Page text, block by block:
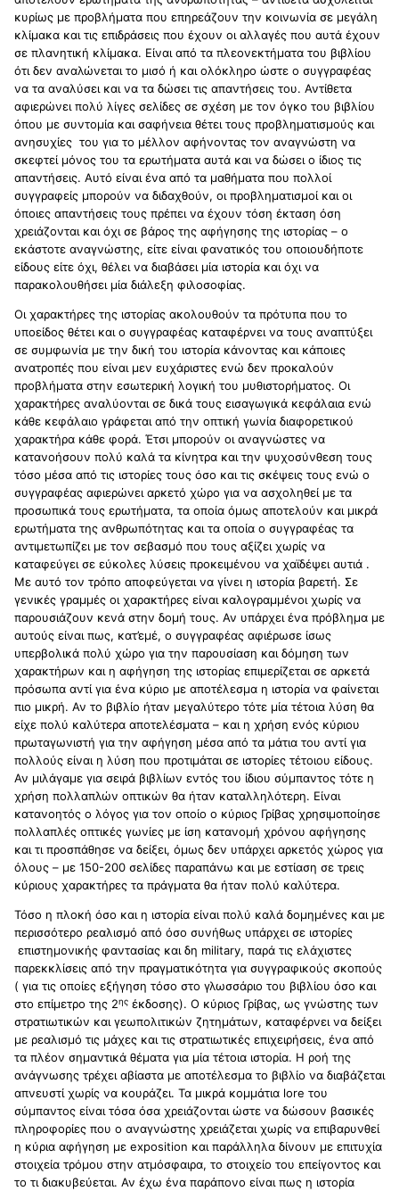
κυρίως με προβλήματα που επηρεάζουν την κοινωνία σε μεγάλη
κλίμακα και τις επιδράσεις που έχουν οι αλλαγές που αυτά έχουν
σε πλανητική κλίμακα. Είναι από τα πλεονεκτήματα του βιβλίου
ότι δεν αναλώνεται το μισό ή και ολόκληρο ώστε ο συγγραφέας
να τα αναλύσει και να τα δώσει τις απαντήσεις του. Αντίθετα
αφιερώνει πολύ λίγες σελίδες σε σχέση με τον όγκο του βιβλίου
όπου με συντομία και σαφήνεια θέτει τους προβληματισμούς και
ανησυχίες του για το μέλλον αφήνοντας τον αναγνώστη να
σκεφτεί μόνος του τα ερωτήματα αυτά και να δώσει ο ίδιος τις
απαντήσεις. Αυτό είναι ένα από τα μαθήματα που πολλοί
συγγραφείς μπορούν να διδαχθούν, οι προβληματισμοί και οι
όποιες απαντήσεις τους πρέπει να έχουν τόση έκταση όση
χρειάζονται και όχι σε βάρος της αφήγησης της ιστορίας – ο
εκάστοτε αναγνώστης, είτε είναι φανατικός του οποιουδήποτε
είδους είτε όχι, θέλει να διαβάσει μία ιστορία και όχι να
παρακολουθήσει μία διάλεξη φιλοσοφίας.
Οι χαρακτήρες της ιστορίας ακολουθούν τα πρότυπα που το
υποείδος θέτει και ο συγγραφέας καταφέρνει να τους αναπτύξει
σε συμφωνία με την δική του ιστορία κάνοντας και κάποιες
ανατροπές που είναι μεν ευχάριστες ενώ δεν προκαλούν
προβλήματα στην εσωτερική λογική του μυθιστορήματος. Οι
χαρακτήρες αναλύονται σε δικά τους εισαγωγικά κεφάλαια ενώ
κάθε κεφάλαιο γράφεται από την οπτική γωνία διαφορετικού
χαρακτήρα κάθε φορά. Έτσι μπορούν οι αναγνώστες να
κατανοήσουν πολύ καλά τα κίνητρα και την ψυχοσύνθεση τους
τόσο μέσα από τις ιστορίες τους όσο και τις σκέψεις τους ενώ ο
συγγραφέας αφιερώνει αρκετό χώρο για να ασχοληθεί με τα
προσωπικά τους ερωτήματα, τα οποία όμως αποτελούν και μικρά
ερωτήματα της ανθρωπότητας και τα οποία ο συγγραφέας τα
αντιμετωπίζει με τον σεβασμό που τους αξίζει χωρίς να
καταφεύγει σε εύκολες λύσεις προκειμένου να χαϊδέψει αυτιά .
Με αυτό τον τρόπο αποφεύγεται να γίνει η ιστορία βαρετή. Σε
γενικές γραμμές οι χαρακτήρες είναι καλογραμμένοι χωρίς να
παρουσιάζουν κενά στην δομή τους. Αν υπάρχει ένα πρόβλημα με
αυτούς είναι πως, κατ’εμέ, ο συγγραφέας αφιέρωσε ίσως
υπερβολικά πολύ χώρο για την παρουσίαση και δόμηση των
χαρακτήρων και η αφήγηση της ιστορίας επιμερίζεται σε αρκετά
πρόσωπα αντί για ένα κύριο με αποτέλεσμα η ιστορία να φαίνεται
πιο μικρή. Αν το βιβλίο ήταν μεγαλύτερο τότε μία τέτοια λύση θα
είχε πολύ καλύτερα αποτελέσματα – και η χρήση ενός κύριου
πρωταγωνιστή για την αφήγηση μέσα από τα μάτια του αντί για
πολλούς είναι η λύση που προτιμάται σε ιστορίες τέτοιου είδους.
Αν μιλάγαμε για σειρά βιβλίων εντός του ίδιου σύμπαντος τότε η
χρήση πολλαπλών οπτικών θα ήταν καταλληλότερη. Είναι
κατανοητός ο λόγος για τον οποίο ο κύριος Γρίβας χρησιμοποίησε
πολλαπλές οπτικές γωνίες με ίση κατανομή χρόνου αφήγησης
και τι προσπάθησε να δείξει, όμως δεν υπάρχει αρκετός χώρος για
όλους – με 150-200 σελίδες παραπάνω και με εστίαση σε τρεις
κύριους χαρακτήρες τα πράγματα θα ήταν πολύ καλύτερα.
Τόσο η πλοκή όσο και η ιστορία είναι πολύ καλά δομημένες και με
περισσότερο ρεαλισμό από όσο συνήθως υπάρχει σε ιστορίες
επιστημονικής φαντασίας και δη military, παρά τις ελάχιστες
παρεκκλίσεις από την πραγματικότητα για συγγραφικούς σκοπούς
( για τις οποίες εξήγηση τόσο στο γλωσσάριο του βιβλίου όσο και
στο επίμετρο της 2ης έκδοσης). Ο κύριος Γρίβας, ως γνώστης των
στρατιωτικών και γεωπολιτικών ζητημάτων, καταφέρνει να δείξει
με ρεαλισμό τις μάχες και τις στρατιωτικές επιχειρήσεις, ένα από
τα πλέον σημαντικά θέματα για μία τέτοια ιστορία. Η ροή της
ανάγνωσης τρέχει αβίαστα με αποτέλεσμα το βιβλίο να διαβάζεται
απνευστί χωρίς να κουράζει. Τα μικρά κομμάτια lore του
σύμπαντος είναι τόσα όσα χρειάζονται ώστε να δώσουν βασικές
πληροφορίες που ο αναγνώστης χρειάζεται χωρίς να επιβαρυνθεί
η κύρια αφήγηση με exposition και παράλληλα δίνουν με επιτυχία
στοιχεία τρόμου στην ατμόσφαιρα, το στοιχείο του επείγοντος και
το τι διακυβεύεται. Αν έχω ένα παράπονο είναι πως η ιστορία